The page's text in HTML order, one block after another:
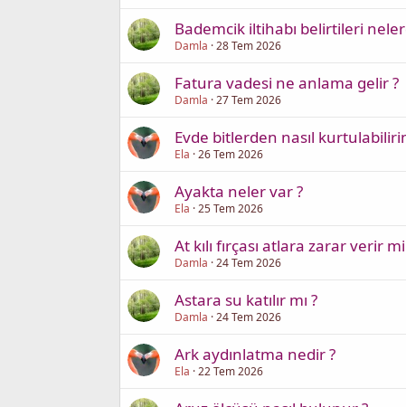
Bademcik iltihabı belirtileri
Damla 28 Tem 2026
Fatura vadesi ne anlama gelir ?
Damla 27 Tem 2026
Evde bitlerden nasıl
Ela 26 Tem 2026
Ayakta neler var ?
Ela 25 Tem 2026
At kılı fırçası atlara zarar verir
Damla 24 Tem 2026
Astara su katılır mı ?
Damla 24 Tem 2026
Ark aydınlatma nedir ?
Ela 22 Tem 2026